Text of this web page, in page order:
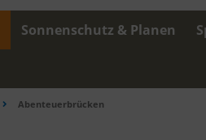
Sonnenschutz & Planen
Abenteuerbrücken